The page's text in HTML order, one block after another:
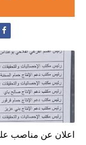
اعلان عن مناصب